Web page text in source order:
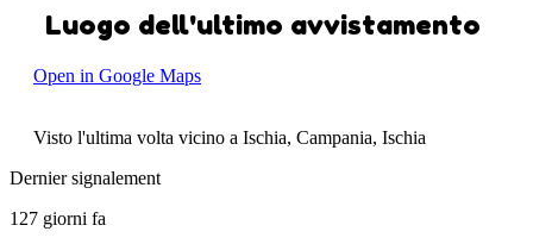
Luogo dell'ultimo avvistamento
Open in Google Maps
Visto l'ultima volta vicino a Ischia, Campania, Ischia
Dernier signalement
127 giorni fa